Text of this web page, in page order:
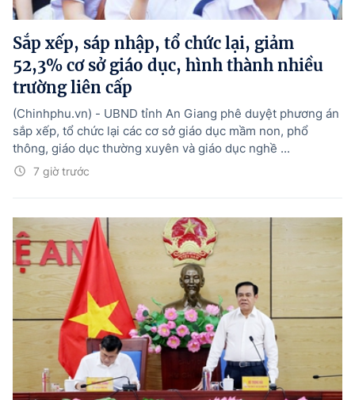
Sắp xếp, sáp nhập, tổ chức lại, giảm
52,3% cơ sở giáo dục, hình thành nhiều
trường liên cấp
7 giờ trước
(Chinhphu.vn) - UBND tỉnh An Giang phê duyệt phương án
sắp xếp, tổ chức lại các cơ sở giáo dục mầm non, phổ
thông, giáo dục thường xuyên và giáo dục nghề ...